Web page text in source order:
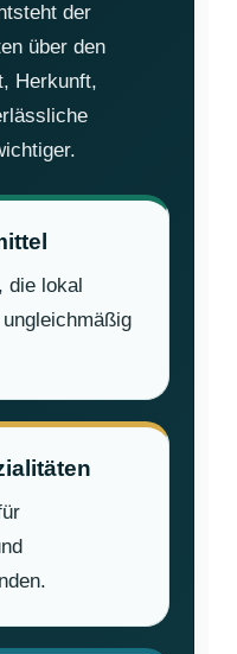
der
über den
Herkunft,
die lokal